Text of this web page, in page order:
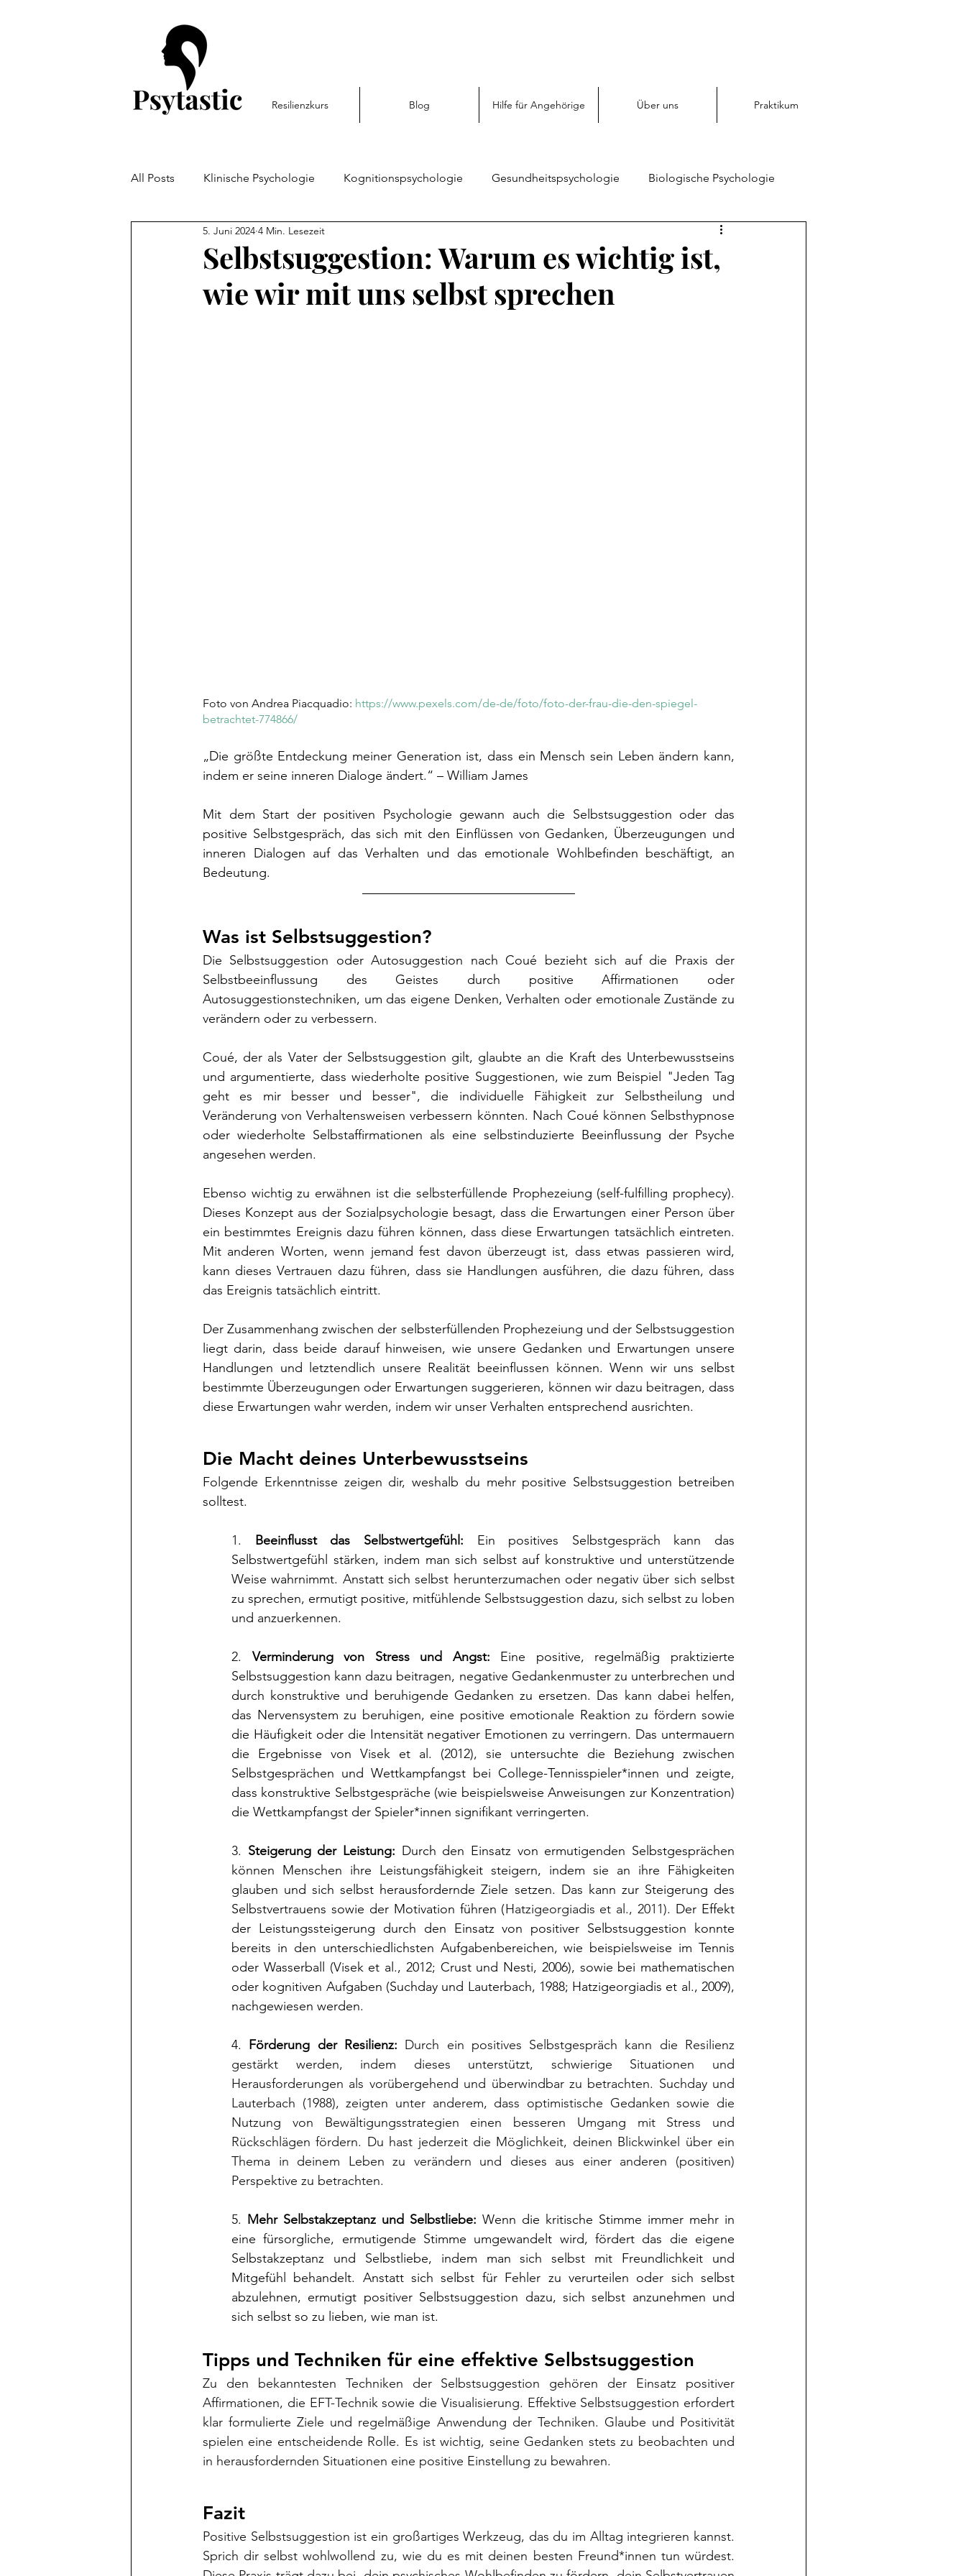
Resilienzkurs Blog Hilfe für Angehörige Über uns Praktikum
All Posts Klinische Psychologie Kognitionspsychologie Gesundheitspsychologie Biologische Psychologie
Persönlichkeitspsychologie
Arbeitspsychologie Resilienz Persönliche Entwicklung Psychologie entdecken
Selbstsuggestion: Warum es wichtig ist,
wie wir mit uns selbst sprechen
5. Juni 2024 4 Min. Lesezeit
Foto von Andrea Piacquadio: https://www.pexels.com/de-de/foto/foto-der-frau-die-den-spiegel-
betrachtet-774866/
„Die größte Entdeckung meiner Generation ist, dass ein Mensch sein Leben ändern kann,
indem er seine inneren Dialoge ändert.“ – William James
Mit dem Start der positiven Psychologie gewann auch die Selbstsuggestion oder das
positive Selbstgespräch, das sich mit den Einflüssen von Gedanken, Überzeugungen und
inneren Dialogen auf das Verhalten und das emotionale Wohlbefinden beschäftigt, an
Bedeutung.
Was ist Selbstsuggestion?
Die Selbstsuggestion oder Autosuggestion nach Coué bezieht sich auf die Praxis der
Selbstbeeinflussung des Geistes durch positive Affirmationen oder
Autosuggestionstechniken, um das eigene Denken, Verhalten oder emotionale Zustände zu
verändern oder zu verbessern.
Coué, der als Vater der Selbstsuggestion gilt, glaubte an die Kraft des Unterbewusstseins
und argumentierte, dass wiederholte positive Suggestionen, wie zum Beispiel "Jeden Tag
geht es mir besser und besser", die individuelle Fähigkeit zur Selbstheilung und
Veränderung von Verhaltensweisen verbessern könnten. Nach Coué können Selbsthypnose
oder wiederholte Selbstaffirmationen als eine selbstinduzierte Beeinflussung der Psyche
angesehen werden.
Ebenso wichtig zu erwähnen ist die selbsterfüllende Prophezeiung (self-fulfilling prophecy).
Dieses Konzept aus der Sozialpsychologie besagt, dass die Erwartungen einer Person über
ein bestimmtes Ereignis dazu führen können, dass diese Erwartungen tatsächlich eintreten.
Mit anderen Worten, wenn jemand fest davon überzeugt ist, dass etwas passieren wird,
kann dieses Vertrauen dazu führen, dass sie Handlungen ausführen, die dazu führen, dass
das Ereignis tatsächlich eintritt.
Der Zusammenhang zwischen der selbsterfüllenden Prophezeiung und der Selbstsuggestion
liegt darin, dass beide darauf hinweisen, wie unsere Gedanken und Erwartungen unsere
Handlungen und letztendlich unsere Realität beeinflussen können. Wenn wir uns selbst
bestimmte Überzeugungen oder Erwartungen suggerieren, können wir dazu beitragen, dass
diese Erwartungen wahr werden, indem wir unser Verhalten entsprechend ausrichten.
Die Macht deines Unterbewusstseins
Folgende Erkenntnisse zeigen dir, weshalb du mehr positive Selbstsuggestion betreiben
solltest.
1. Beeinflusst das Selbstwertgefühl: Ein positives Selbstgespräch kann das
Selbstwertgefühl stärken, indem man sich selbst auf konstruktive und unterstützende
Weise wahrnimmt. Anstatt sich selbst herunterzumachen oder negativ über sich selbst
zu sprechen, ermutigt positive, mitfühlende Selbstsuggestion dazu, sich selbst zu loben
und anzuerkennen.
2. Verminderung von Stress und Angst: Eine positive, regelmäßig praktizierte
Selbstsuggestion kann dazu beitragen, negative Gedankenmuster zu unterbrechen und
durch konstruktive und beruhigende Gedanken zu ersetzen. Das kann dabei helfen,
das Nervensystem zu beruhigen, eine positive emotionale Reaktion zu fördern sowie
die Häufigkeit oder die Intensität negativer Emotionen zu verringern. Das untermauern
die Ergebnisse von Visek et al. (2012), sie untersuchte die Beziehung zwischen
Selbstgesprächen und Wettkampfangst bei College-Tennisspieler*innen und zeigte,
dass konstruktive Selbstgespräche (wie beispielsweise Anweisungen zur Konzentration)
die Wettkampfangst der Spieler*innen signifikant verringerten.
3. Steigerung der Leistung: Durch den Einsatz von ermutigenden Selbstgesprächen
können Menschen ihre Leistungsfähigkeit steigern, indem sie an ihre Fähigkeiten
glauben und sich selbst herausfordernde Ziele setzen. Das kann zur Steigerung des
Selbstvertrauens sowie der Motivation führen (Hatzigeorgiadis et al., 2011). Der Effekt
der Leistungssteigerung durch den Einsatz von positiver Selbstsuggestion konnte
bereits in den unterschiedlichsten Aufgabenbereichen, wie beispielsweise im Tennis
oder Wasserball (Visek et al., 2012; Crust und Nesti, 2006), sowie bei mathematischen
oder kognitiven Aufgaben (Suchday und Lauterbach, 1988; Hatzigeorgiadis et al., 2009),
nachgewiesen werden.
4. Förderung der Resilienz: Durch ein positives Selbstgespräch kann die Resilienz
gestärkt werden, indem dieses unterstützt, schwierige Situationen und
Herausforderungen als vorübergehend und überwindbar zu betrachten. Suchday und
Lauterbach (1988), zeigten unter anderem, dass optimistische Gedanken sowie die
Nutzung von Bewältigungsstrategien einen besseren Umgang mit Stress und
Rückschlägen fördern. Du hast jederzeit die Möglichkeit, deinen Blickwinkel über ein
Thema in deinem Leben zu verändern und dieses aus einer anderen (positiven)
Perspektive zu betrachten.
5. Mehr Selbstakzeptanz und Selbstliebe: Wenn die kritische Stimme immer mehr in
eine fürsorgliche, ermutigende Stimme umgewandelt wird, fördert das die eigene
Selbstakzeptanz und Selbstliebe, indem man sich selbst mit Freundlichkeit und
Mitgefühl behandelt. Anstatt sich selbst für Fehler zu verurteilen oder sich selbst
abzulehnen, ermutigt positiver Selbstsuggestion dazu, sich selbst anzunehmen und
sich selbst so zu lieben, wie man ist.
Tipps und Techniken für eine effektive Selbstsuggestion
Zu den bekanntesten Techniken der Selbstsuggestion gehören der Einsatz positiver
Affirmationen, die EFT-Technik sowie die Visualisierung. Effektive Selbstsuggestion erfordert
klar formulierte Ziele und regelmäßige Anwendung der Techniken. Glaube und Positivität
spielen eine entscheidende Rolle. Es ist wichtig, seine Gedanken stets zu beobachten und
in herausfordernden Situationen eine positive Einstellung zu bewahren.
Fazit
Positive Selbstsuggestion ist ein großartiges Werkzeug, das du im Alltag integrieren kannst.
Sprich dir selbst wohlwollend zu, wie du es mit deinen besten Freund*innen tun würdest.